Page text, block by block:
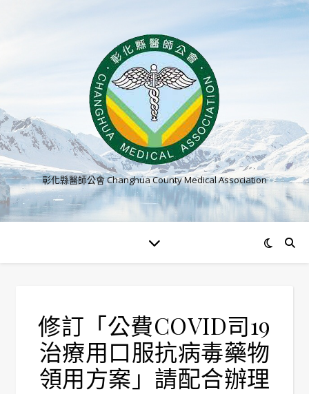
彰化縣醫師公會 Changhua County Medical Association
修訂「公費COVID司19
治療用口服抗病毒藥物
領用方案」請配合辦理